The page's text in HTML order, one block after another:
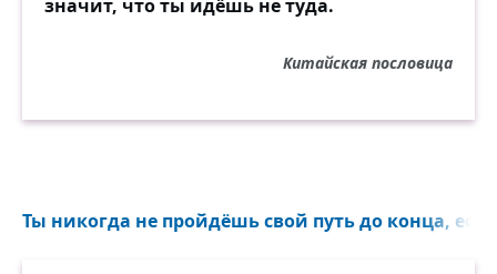
значит, что ты идёшь не туда.
Китайская пословица
Ты никогда не пройдёшь свой путь до конца,